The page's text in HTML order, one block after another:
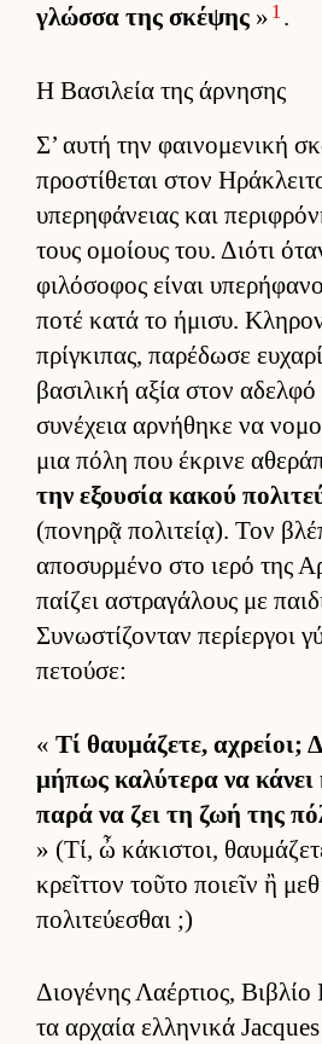
γλώσσα της σκέψης » 1 .
Η Βασιλεία της άρνησης
Σ’ αυτή την φαι­νομενική
προστίθεται στον
υπερηφάνειας και
τους ομοί­ους του. Διότι
φιλόσοφος εί­ναι
ποτέ κατά το ήμισυ.
πρίγκιπας, παρέδωσε
βασιλική αξία στον
συνέχεια αρ­νήθηκε να
μια πόλη που έκρινε
την εξου­σία κακού
(πονηρᾷ πολιτεί­ᾳ). Τον
αποσυρ­μένο στο ιερό της
παί­ζει αστραγάλους με
Συνωστίζονταν περίερ­γοι
πετού­σε:
« Τί θαυ­μάζετε, αχρεί­οι;
μήπως καλύτερα να κάνει
παρά να ζει τη ζωή της
» (Τί, ὦ κάκιστοι,
κρεῖτ­τον τοῦτο ποιεῖν ἢ
πολιτεύ­εσθαι ;)
Διο­γένης Λαέρ­τιος,
τα αρ­χαία ελ­ληνικά